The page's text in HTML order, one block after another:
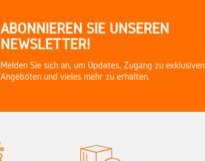
ABONNIEREN SIE UNSEREN
NEWSLETTER!
Melden Sie sich an, um Updates, Zugang zu exklusiven
Angeboten und vieles mehr zu erhalten.